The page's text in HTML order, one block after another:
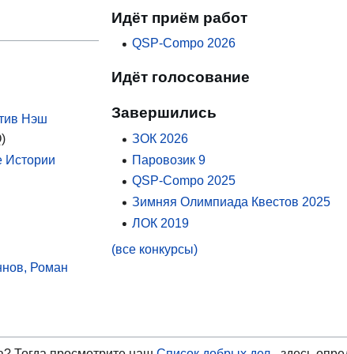
Нэш
Истории
Роман
Идёт приём работ
QSP-Compo 2026
Идёт голосование
Завершились
ЗОК 2026
Паровозик 9
QSP-Compo 2025
Зимняя Олимпиада Квестов 2025
ЛОК 2019
(все конкурсы)